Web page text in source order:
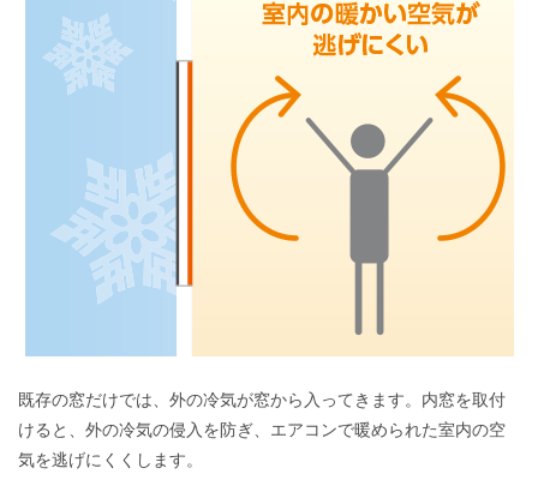
既存の窓だけでは、外の冷気が窓から入ってきます。内窓を取付
けると、外の冷気の侵入を防ぎ、エアコンで暖められた室内の空
気を逃げにくくします。